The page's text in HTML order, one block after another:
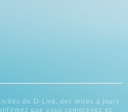
de D-Link, des mises à jours
que vous comprenez et